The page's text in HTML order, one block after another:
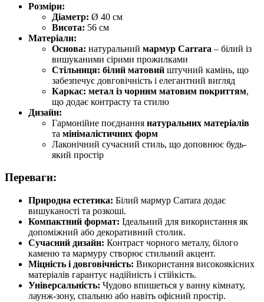
Розміри:
Діаметр: Ø 40 см
Висота: 56 см
Матеріали:
Основа: натуральний мармур Carrara – білий із
вишуканими сірими прожилками
Стільниця: білий матовий штучний камінь, що
забезпечує довговічність і елегантний вигляд
Каркас: метал із чорним матовим покриттям,
що додає контрасту та стилю
Дизайн:
Гармонійне поєднання натуральних матеріалів
та мінімалістичних форм
Лаконічний сучасний стиль, що доповнює будь-
який простір
Переваги:
Природна естетика: Білий мармур Carrara додає
вишуканості та розкоші.
Компактний формат: Ідеальний для використання як
допоміжний або декоративний столик.
Сучасний дизайн: Контраст чорного металу, білого
каменю та мармуру створює стильний акцент.
Міцність і довговічність: Використання високоякісних
матеріалів гарантує надійність і стійкість.
Універсальність: Чудово впишеться у ванну кімнату,
лаунж-зону, спальню або навіть офісний простір.